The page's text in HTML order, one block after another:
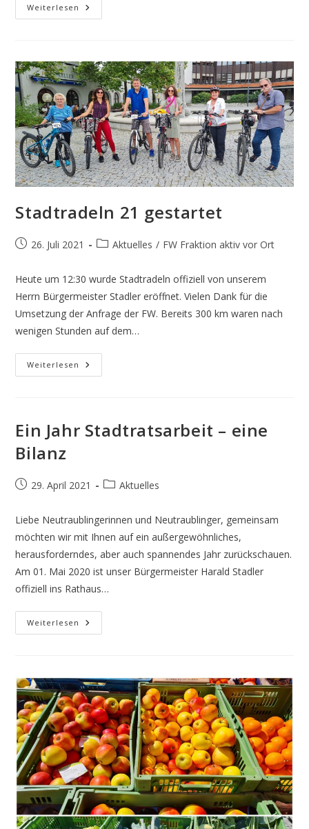
Weiterlesen Monatstreffen
Oktober
Stadtradeln 21 gestartet
Beitrag26. Juli 2021
Beitrags-
Aktuelles / FW Fraktion aktiv vor Ort
Heute um 12:30 wurde Stadtradeln offiziell von unserem
Herrn Bürgermeister Stadler eröffnet. Vielen Dank für die
Umsetzung der Anfrage der FW. Bereits 300 km waren nach
wenigen Stunden auf dem…
Weiterlesen Stadtradeln
21
Ein Jahr Stadtratsarbeit – eine
Bilanz
Beitrag29. April 2021
Beitrags-
Aktuelles
Liebe Neutraublingerinnen und Neutraublinger, gemeinsam
möchten wir mit Ihnen auf ein außergewöhnliches,
herausforderndes, aber auch spannendes Jahr zurückschauen.
Am 01. Mai 2020 ist unser Bürgermeister Harald Stadler
offiziell ins Rathaus…
Weiterlesen Ein
Jahr